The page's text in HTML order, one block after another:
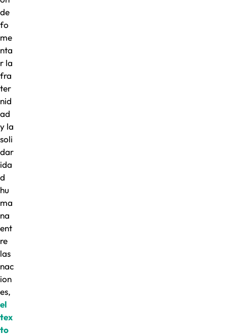
de
fo
me
nta
r la
fra
ter
nid
ad
y la
soli
dar
ida
d
hu
ma
na
ent
re
las
nac
ion
es,
el
tex
to